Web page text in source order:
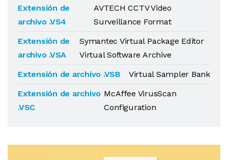
Extensión de
archivo .VS4
AVTECH CCTV Video
Surveillance Format
Extensión de
archivo .VSA
Symantec Virtual Package Editor
Virtual Software Archive
Extensión de archivo .VSB
Virtual Sampler Bank
Extensión de archivo
.VSC
McAffee VirusScan
Configuration